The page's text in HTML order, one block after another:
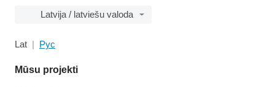
Latvija / latviešu valoda
Lat Рус
Mūsu projekti